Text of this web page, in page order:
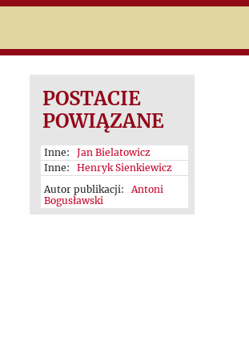
POSTACIE
POWIĄZANE
Inne:
Jan Bielatowicz
Inne:
Henryk Sienkiewicz
Autor publikacji:
Antoni
Bogusławski